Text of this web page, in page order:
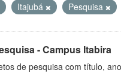
Itajubá Pesquisa
- Campus Itabira
de pesquisa com título,